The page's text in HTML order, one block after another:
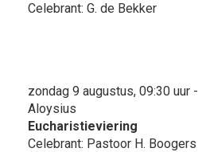
Celebrant: G. de Bekker
zondag 9 augustus, 09:30 uur -
Aloysius
Eucharistieviering
Celebrant: Pastoor H. Boogers